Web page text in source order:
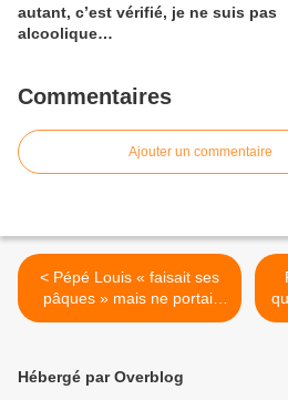
autant, c’est vérifié, je ne suis pas
alcoolique…
Commentaires
Ajouter un commentaire
< Pépé Louis « faisait ses
pâques » mais ne portait
pas son éthique paysanne
Hébergé par Overblog